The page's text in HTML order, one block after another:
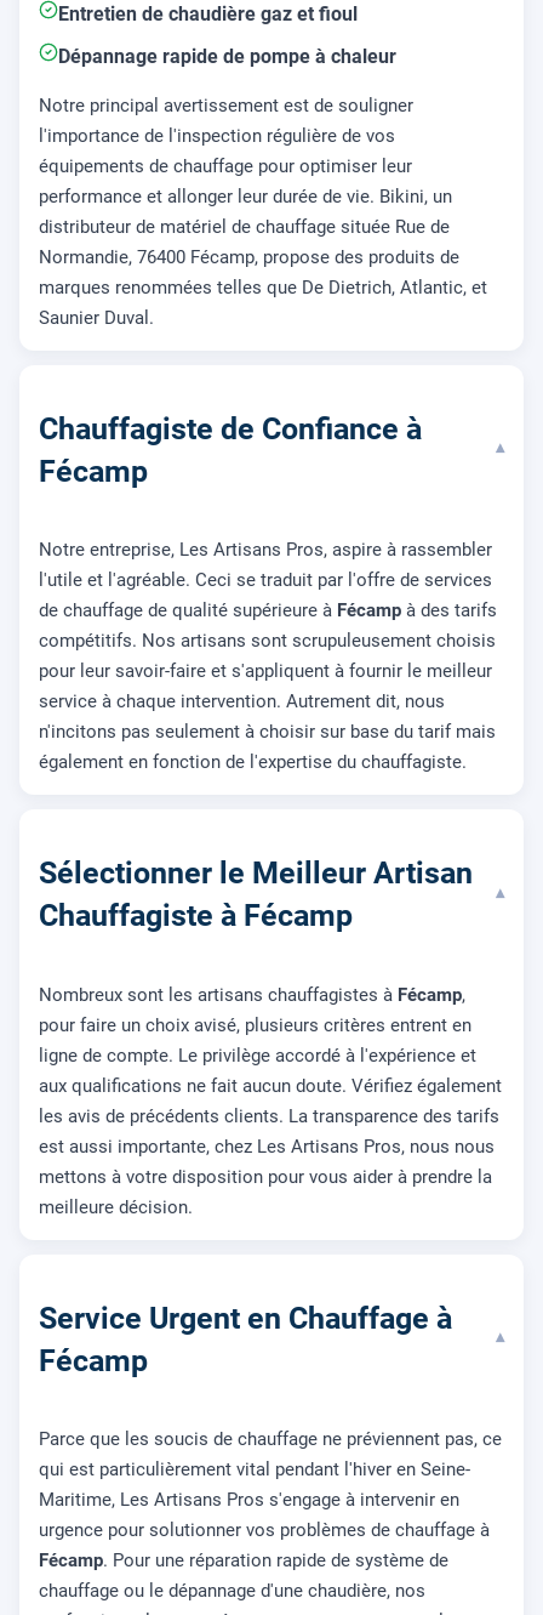
Entretien de chaudière gaz et fioul
Dépannage rapide de pompe à chaleur
Notre principal avertissement est de souligner
l'importance de l'inspection régulière de vos
équipements de chauffage pour optimiser leur
performance et allonger leur durée de vie. Bikini, un
distributeur de matériel de chauffage située Rue de
Normandie, 76400 Fécamp, propose des produits de
marques renommées telles que De Dietrich, Atlantic, et
Saunier Duval.
Chauffagiste de Confiance à
Fécamp
▾
Notre entreprise, Les Artisans Pros, aspire à rassembler
l'utile et l'agréable. Ceci se traduit par l'offre de services
de chauffage de qualité supérieure à Fécamp à des tarifs
compétitifs. Nos artisans sont scrupuleusement choisis
pour leur savoir-faire et s'appliquent à fournir le meilleur
service à chaque intervention. Autrement dit, nous
n'incitons pas seulement à choisir sur base du tarif mais
également en fonction de l'expertise du chauffagiste.
Sélectionner le Meilleur Artisan
Chauffagiste à Fécamp
▾
Nombreux sont les artisans chauffagistes à Fécamp,
pour faire un choix avisé, plusieurs critères entrent en
ligne de compte. Le privilège accordé à l'expérience et
aux qualifications ne fait aucun doute. Vérifiez également
les avis de précédents clients. La transparence des tarifs
est aussi importante, chez Les Artisans Pros, nous nous
mettons à votre disposition pour vous aider à prendre la
meilleure décision.
Service Urgent en Chauffage à
Fécamp
▾
Parce que les soucis de chauffage ne préviennent pas, ce
qui est particulièrement vital pendant l'hiver en Seine-
Maritime, Les Artisans Pros s'engage à intervenir en
urgence pour solutionner vos problèmes de chauffage à
Fécamp. Pour une réparation rapide de système de
chauffage ou le dépannage d'une chaudière, nos